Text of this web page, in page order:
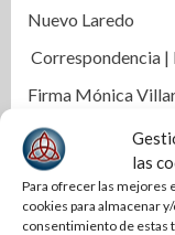
las
Para ofrecer las mejores
cookies para almacenar
consentimiento de estas
Nuevo Laredo
Correspondencia |
Firma Mónica
turística mediante
Destaca Olga
presentación de